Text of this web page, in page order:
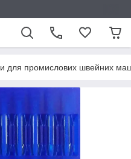
для промислових швейних